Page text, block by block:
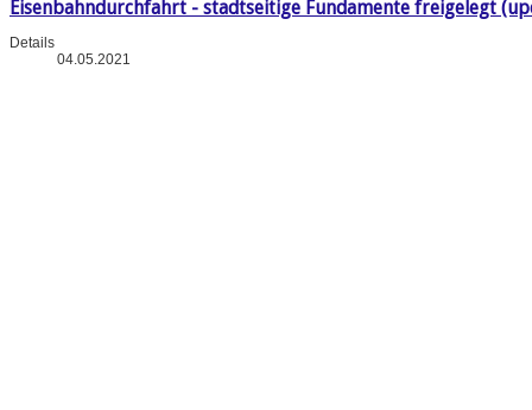
Eisenbahndurchfahrt - stadtseitige Fundamente freigelegt
Details
04.05.2021